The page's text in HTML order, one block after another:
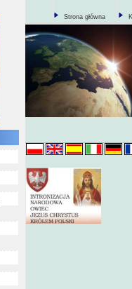
Strona główna